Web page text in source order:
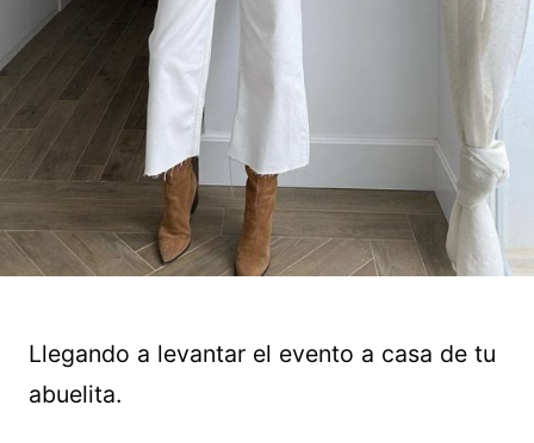
Llegando a levantar el evento a casa de tu
abuelita.